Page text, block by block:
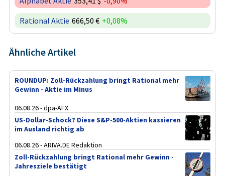
Rational Aktie 666,50 € +0,08%
Ähnliche Artikel
ROUNDUP: Zoll-Rückzahlung bringt Rational mehr
Gewinn - Aktie im Minus
06.08.26 - dpa-AFX
US-Dollar-Schock? Diese S&P-500-Aktien kassieren
im Ausland richtig ab
06.08.26 - ARIVA.DE Redaktion
Zoll-Rückzahlung bringt Rational mehr Gewinn -
Jahresziele bestätigt